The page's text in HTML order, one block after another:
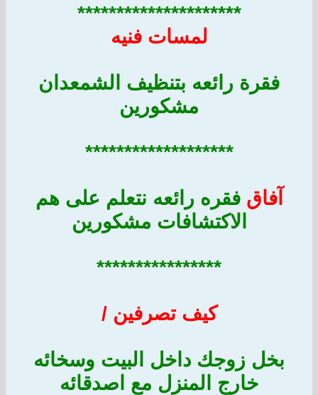
*********************
لمسات فنيه
فقرة رائعه بتنظيف الشمعدان
مشكورين
*******************
آفاق فقره رائعه نتعلم على هم
الاكتشافات مشكورين
****************
كيف تصرفين /
بخل زوجك داخل البيت وسخائه
خارج المنزل مع اصدقائه